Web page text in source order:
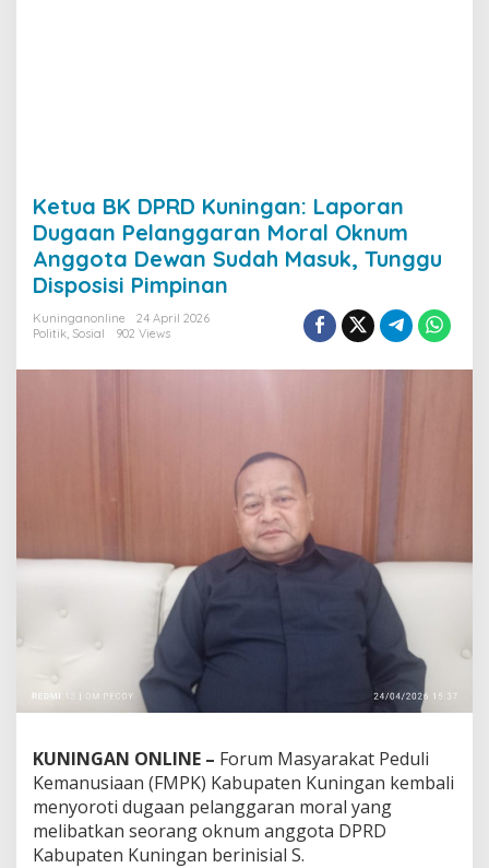
Ketua BK DPRD Kuningan: Laporan
Dugaan Pelanggaran Moral Oknum
Anggota Dewan Sudah Masuk, Tunggu
Disposisi Pimpinan
Kuninganonline
24 April 2026
Politik, Sosial 902 Views
KUNINGAN ONLINE – Forum Masyarakat Peduli
Kemanusiaan (FMPK) Kabupaten Kuningan kembali
menyoroti dugaan pelanggaran moral yang
melibatkan seorang oknum anggota DPRD
Kabupaten Kuningan berinisial S.